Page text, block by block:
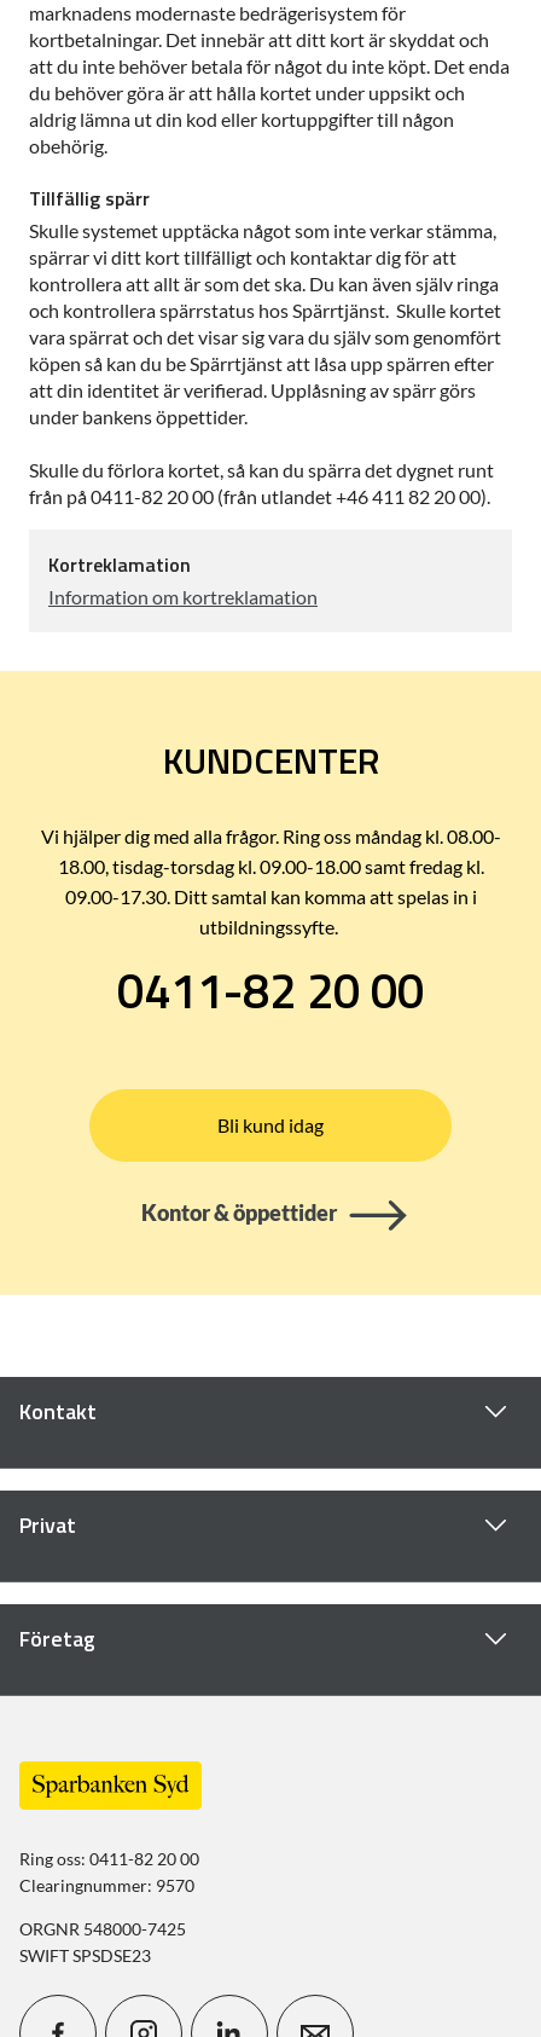
marknadens modernaste bedrägerisystem för
kortbetalningar. Det innebär att ditt kort är skyddat och
att du inte behöver betala för något du inte köpt. Det enda
du behöver göra är att hålla kortet under uppsikt och
aldrig lämna ut din kod eller kortuppgifter till någon
obehörig.
Tillfällig spärr
Skulle systemet upptäcka något som inte verkar stämma,
spärrar vi ditt kort tillfälligt och kontaktar dig för att
kontrollera att allt är som det ska. Du kan även själv ringa
och kontrollera spärrstatus hos Spärrtjänst. Skulle kortet
vara spärrat och det visar sig vara du själv som genomfört
köpen så kan du be Spärrtjänst att låsa upp spärren efter
att din identitet är verifierad. Upplåsning av spärr görs
under bankens öppettider.
Skulle du förlora kortet, så kan du spärra det dygnet runt
från på 0411-82 20 00 (från utlandet +46 411 82 20 00).
Kortreklamation
Information om kortreklamation
KUNDCENTER
Vi hjälper dig med alla frågor. Ring oss måndag kl. 08.00-
18.00, tisdag-torsdag kl. 09.00-18.00 samt fredag kl.
09.00-17.30. Ditt samtal kan komma att spelas in i
utbildningssyfte.
0411-82 20 00
Bli kund idag
Kontor & öppettider
Kontakt
Privat
Företag
Ring oss: 0411-82 20 00
Clearingnummer: 9570
ORGNR 548000-7425
SWIFT SPSDSE23